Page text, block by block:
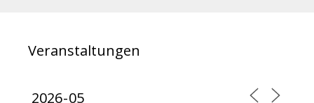
Veranstaltungen